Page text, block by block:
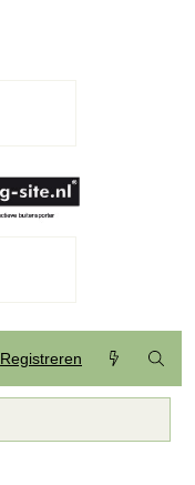
Registreren